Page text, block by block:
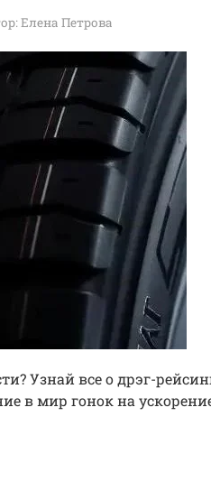
Елена Петрова
Узнай все о дрэг-
в мир гонок на